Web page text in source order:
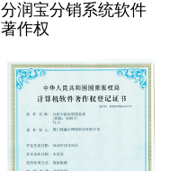
分润宝分销系统软件
著作权